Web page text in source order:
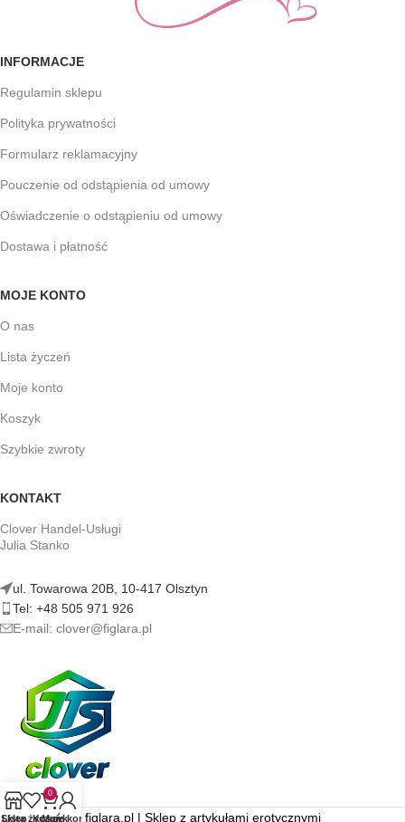
INFORMACJE
Regulamin sklepu
Polityka prywatności
Formularz reklamacyjny
Pouczenie od odstąpienia od umowy
Oświadczenie o odstąpieniu od umowy
Dostawa i płatność
MOJE KONTO
O nas
Lista życzeń
Moje konto
Koszyk
Szybkie zwroty
KONTAKT
Clover Handel-Usługi
Julia Stanko
ul. Towarowa 20B, 10-417 Olsztyn
Tel: +48 505 971 926
E-mail: clover@figlara.pl
figlara.pl | Sklep z artykułami erotycznymi
Sklep
Lista życzeń
0
Koszyk
Moje konto